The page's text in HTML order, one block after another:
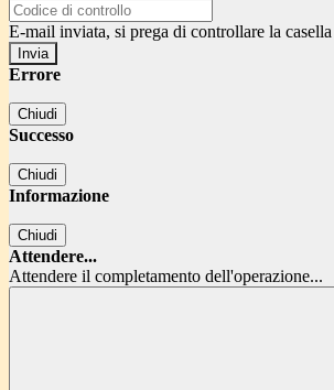
E-mail inviata, si prega di controllare la
Errore
Chiudi
Successo
Chiudi
Informazione
Chiudi
Attendere...
Attendere il completamento dell'operazione...